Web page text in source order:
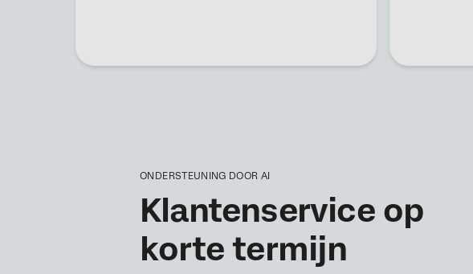
ONDERSTEUNING DOOR AI
Klantenservice op
korte termijn